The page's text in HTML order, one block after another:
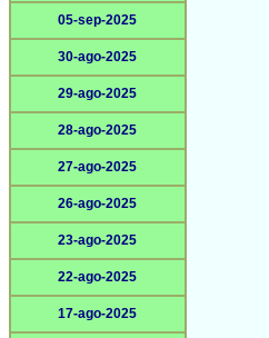
05-sep-2025
30-ago-2025
29-ago-2025
28-ago-2025
27-ago-2025
26-ago-2025
23-ago-2025
22-ago-2025
17-ago-2025